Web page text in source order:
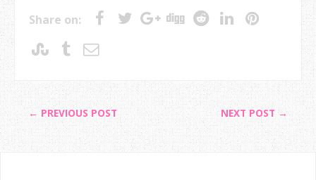
Share on:
← PREVIOUS POST NEXT POST →